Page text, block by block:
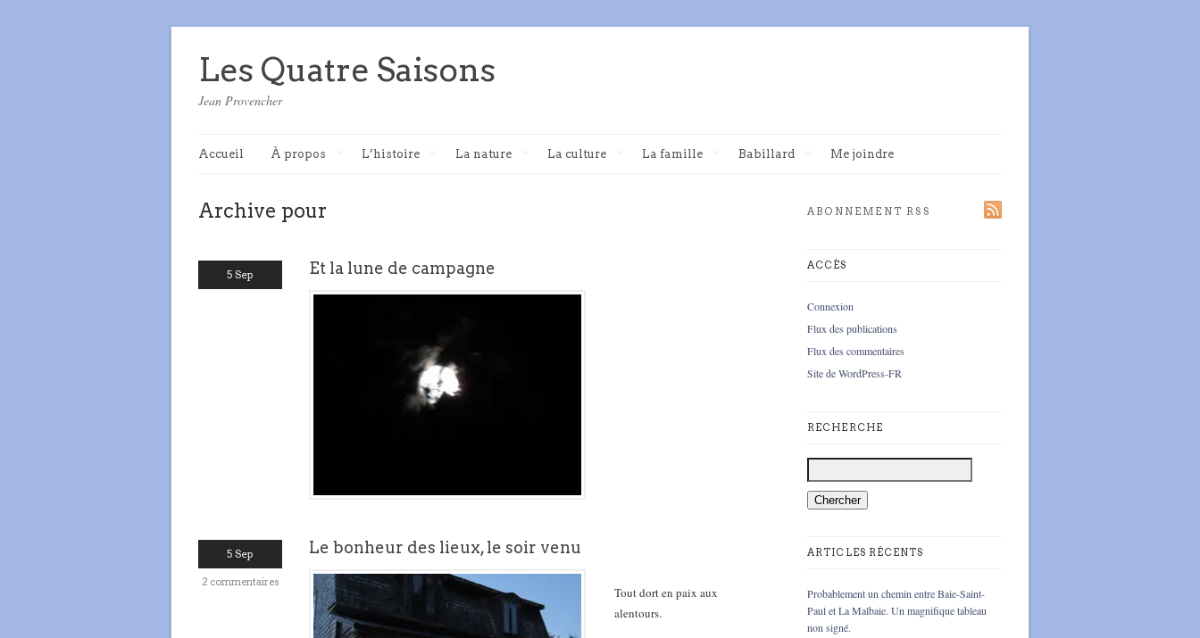
Les Quatre Saisons
Jean Provencher
Accueil À propos L’histoire La nature La culture La famille Babillard Me joindre
Archive pour
5 Sep Et la lune de campagne
5 Sep
2 commentaires
Le bonheur des lieux, le soir venu
Tout dort en paix aux
alentours.
ABONNEMENT RSS
ACCÈS
Connexion
Flux des publications
Flux des commentaires
Site de WordPress-FR
RECHERCHE
ARTICLES RÉCENTS
Probablement un chemin entre Baie-Saint-
Paul et La Malbaie. Un magnifique tableau
non signé.